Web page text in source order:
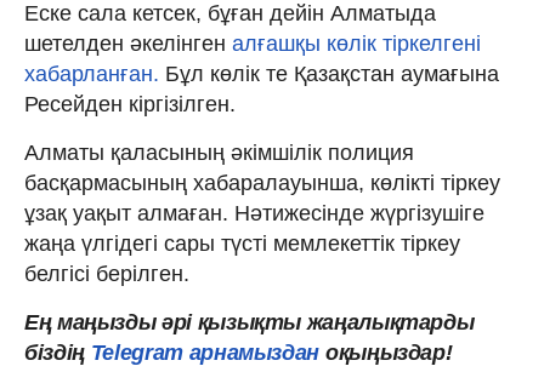
Еске сала кетсек, бұған дейін Алматыда
шетелден әкелінген алғашқы көлік тіркелгені
хабарланған. Бұл көлік те Қазақстан аумағына
Ресейден кіргізілген.
Алматы қаласының әкімшілік полиция
басқармасының хабаралауынша, көлікті тіркеу
ұзақ уақыт алмаған. Нәтижесінде жүргізушіге
жаңа үлгідегі сары түсті мемлекеттік тіркеу
белгісі берілген.
Ең маңызды әрі қызықты жаңалықтарды
біздің Telegram арнамыздан оқыңыздар!